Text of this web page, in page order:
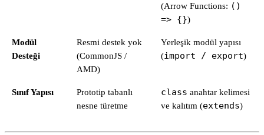
(Arrow Functions: ()
=> {})
Modül
Desteği
Resmi destek yok
(CommonJS /
AMD)
Yerleşik modül yapısı
(import / export)
Sınıf Yapısı
Prototip tabanlı
nesne türetme
class anahtar kelimesi
ve kalıtım (extends)